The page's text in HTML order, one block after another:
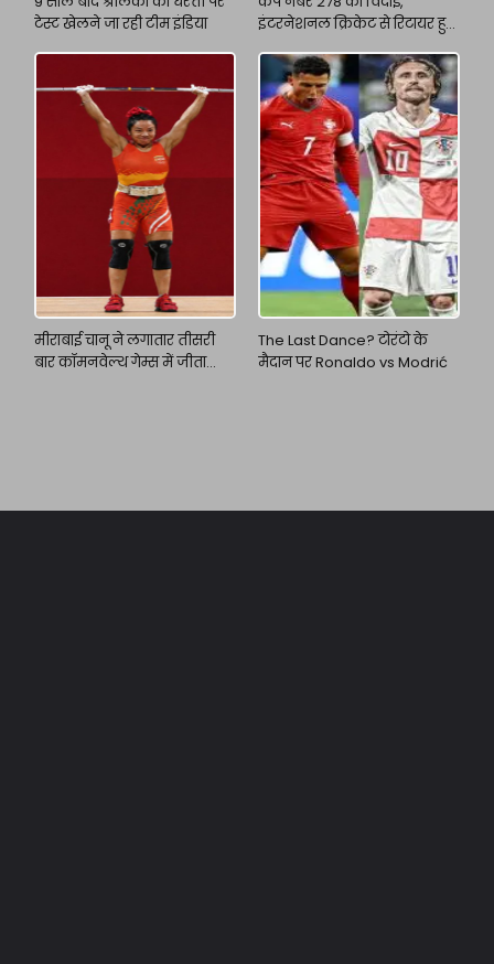
टेस्ट खेलने जा रही टीम इंडिया
इंटरनेशनल क्रिकेट से रिटायर हुए
मीराबाई चानू ने लगातार तीसरी
बार कॉमनवेल्थ गेम्स में जीता
The Last Dance? टोरंटो के
मैदान पर Ronaldo vs Modrić